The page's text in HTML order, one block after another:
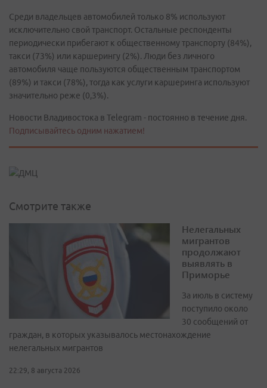
Среди владельцев автомобилей только 8% используют
исключительно свой транспорт. Остальные респонденты
периодически прибегают к общественному транспорту (84%),
такси (73%) или каршерингу (2%). Люди без личного
автомобиля чаще пользуются общественным транспортом
(89%) и такси (78%), тогда как услуги каршеринга используют
значительно реже (0,3%).
Новости Владивостока в Telegram - постоянно в течение дня.
Подписывайтесь одним нажатием!
Смотрите также
Нелегальных
мигрантов
продолжают
выявлять в
Приморье
За июль в систему
поступило около
30 сообщений от
граждан, в которых указывалось местонахождение
нелегальных мигрантов
22:29, 8 августа 2026